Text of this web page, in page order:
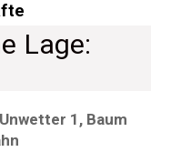
Lage:
1, Baum